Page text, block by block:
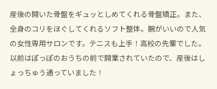
産後の開いた骨盤をギュッとしめてくれる骨盤矯正。また、
全身のコリをほぐしてくれるソフト整体。腕がいいので人気
の女性専用サロンです。 テニスも上手！高校の先輩でした。
以前はぽっぽのおうちの前で開業されていたので、産後はし
ょっちゅう通っていました！